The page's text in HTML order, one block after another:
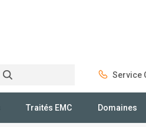
Service
Traités EMC Domaines